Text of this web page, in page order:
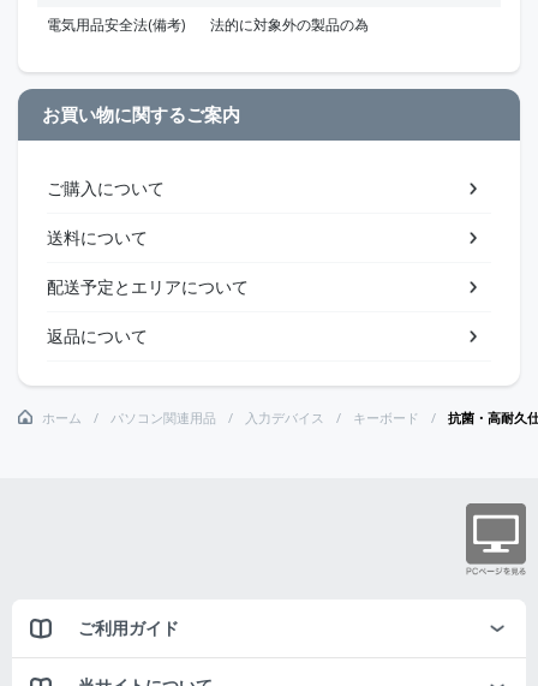
電気用品安全法(備考) 法的に対象外の製品の為
お買い物に関するご案内
ご購入について
送料について
配送予定とエリアについて
返品について
ホーム パソコン関連用品 入力デバイス キーボード 抗菌・高耐久
ご利用ガイド